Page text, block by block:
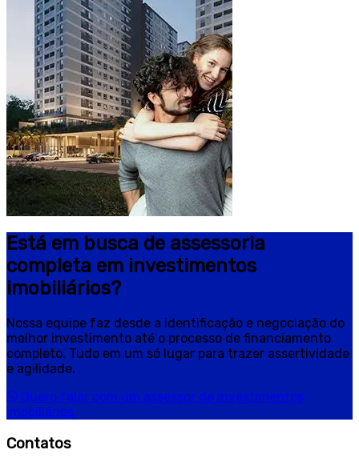
Está em busca de assessoria
completa em investimentos
imobiliários?
Nossa equipe faz desde a identificação e negociação do
melhor investimento até o processo de financiamento
completo. Tudo em um só lugar para trazer assertividade
e agilidade.
Quero falar com um assessor de investimentos
imobiliários.
Contatos